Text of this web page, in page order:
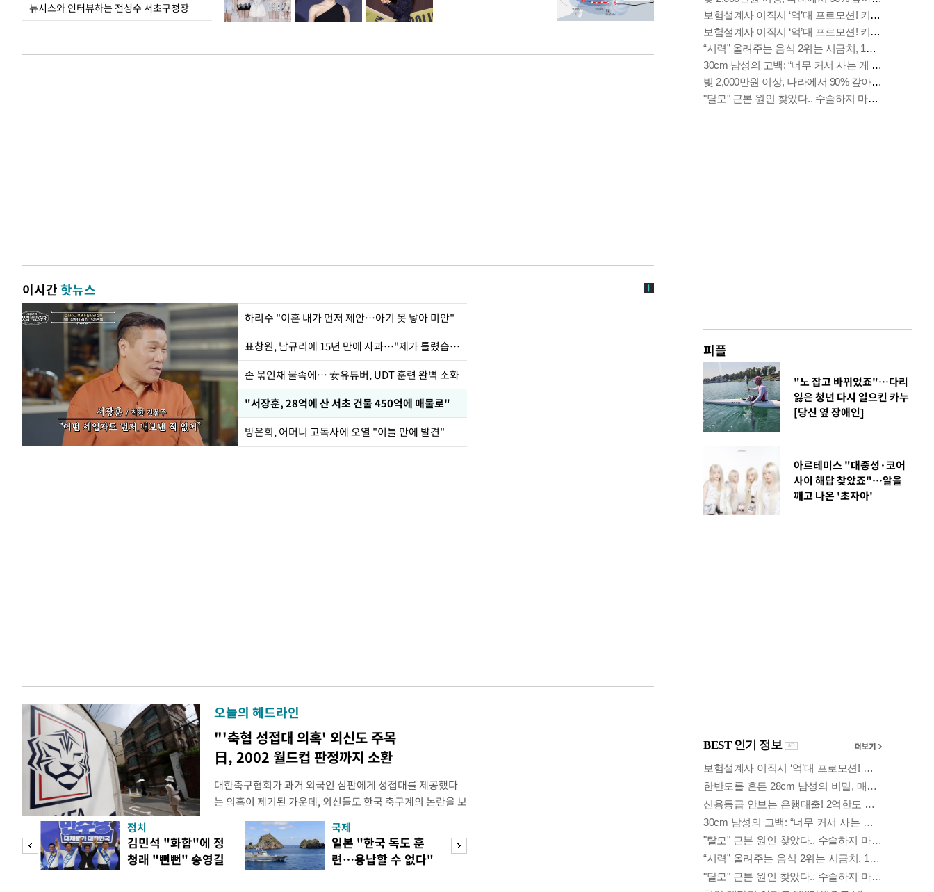
뉴시스와 인터뷰하는 전성수 서초구청장
이시간핫뉴스
하리수 "이혼 내가 먼저 제안…아기 못 낳아 미안"
표창원, 남규리에 15년 만에 사과…"제가 틀렸습니다"
손 묶인채 물속에… 女유튜버, UDT 훈련 완벽 소화
"서장훈, 28억에 산 서초 건물 450억에 매물로"
방은희, 어머니 고독사에 오열 "이틀 만에 발견"
오늘의 헤드라인
"'축협 성접대 의혹' 외신도 주목
日, 2002 월드컵 판정까지 소환
대한축구협회가 과거 외국인 심판에게 성접대를 제공했다
는 의혹이 제기된 가운데, 외신들도 한국 축구계의 논란을 보
도하면서 파장이 커지고 있다. 지난 6일 JTBC는 문화체육관
광부가 2016년 작성한 감사보고서를 바탕으로 축구협회가
2011년 3월부터 2012년 3월까지 1년 동안 국가대표팀 경기
에 참여한 외국인 심판들에게 성접대를 한 정황이 드러났다
정치
김민석 "화합"에 정
청래 "뻔뻔" 송영길
국제
일본 "한국 독도 훈
련…용납할 수 없다"
금융
코스닥 살아나자
ETF 날았다…수익률
상위권 휩쓸어
피플
"노 잡고 바뀌었죠"…다리
잃은 청년 다시 일으킨 카누
[당신 옆 장애인]
아르테미스 "대중성·코어
사이 해답 찾았죠"…알을
깨고 나온 '초자아'